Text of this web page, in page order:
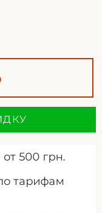
от 500 грн.
тарифам